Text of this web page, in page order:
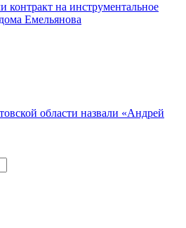
контракт на инструментальное
Емельянова
области назвали «Андрей